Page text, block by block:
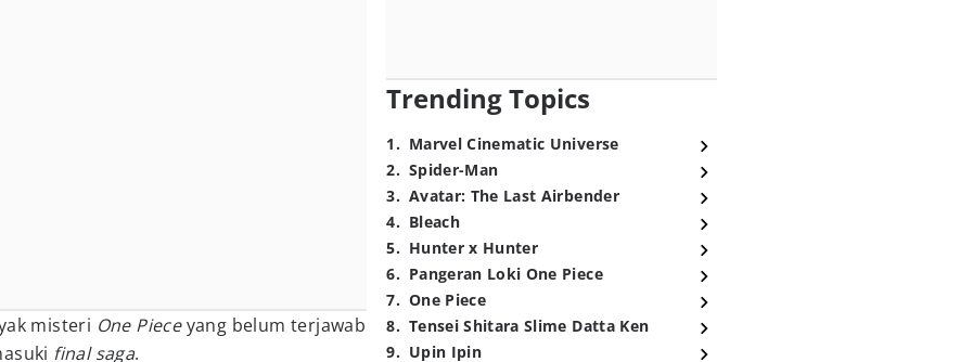
misteri One Pieceyang belum terjawab
final saga.
Trending Topics
1. Marvel Cinematic Universe
2. Spider-Man
3. Avatar: The Last Airbender
4. Bleach
5. Hunter x Hunter
6. Pangeran Loki One Piece
7. One Piece
8. Tensei Shitara Slime Datta Ken
9. Upin Ipin